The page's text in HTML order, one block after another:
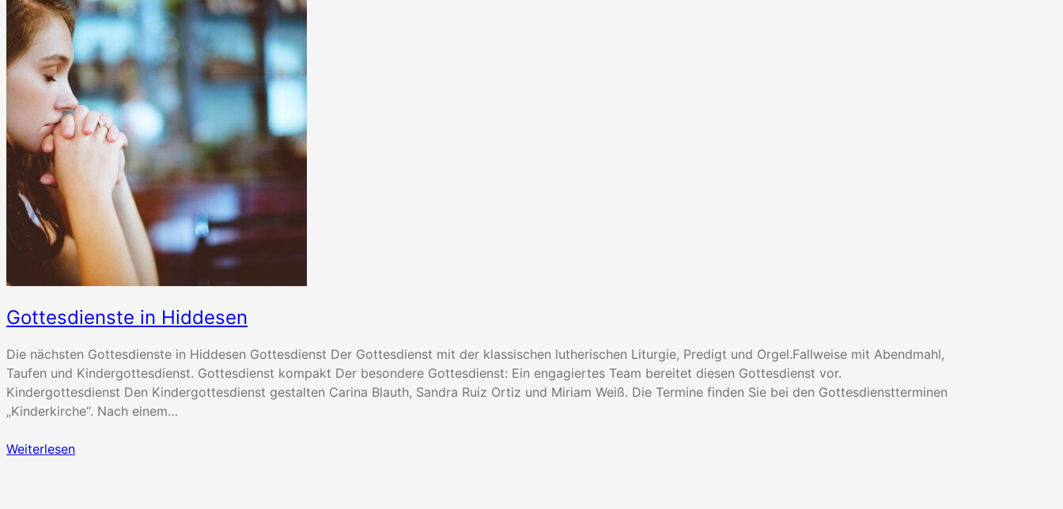
Gottesdienste in Hiddesen
Die nächsten Gottesdienste in Hiddesen Gottesdienst Der Gottesdienst mit der klassischen lutherischen Liturgie, Predigt und Orgel.Fallweise mit Abendmahl,
Taufen und Kindergottesdienst. Gottesdienst kompakt Der besondere Gottesdienst: Ein engagiertes Team bereitet diesen Gottesdienst vor.
Kindergottesdienst Den Kindergottesdienst gestalten Carina Blauth, Sandra Ruiz Ortiz und Miriam Weiß. Die Termine finden Sie bei den Gottesdienstterminen
„Kinderkirche“. Nach einem…
Weiterlesen